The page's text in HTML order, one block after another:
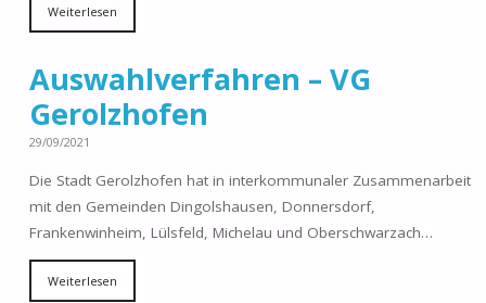
Weiterlesen
Auswahlverfahren – VG
Gerolzhofen
29/09/2021
Die Stadt Gerolzhofen hat in interkommunaler Zusammenarbeit
mit den Gemeinden Dingolshausen, Donnersdorf,
Frankenwinheim, Lülsfeld, Michelau und Oberschwarzach…
Weiterlesen